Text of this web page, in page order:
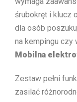
śrubokręt i klucz
dla osób
na kempingu czy
Mobilna
Zestaw pełni
zasilać